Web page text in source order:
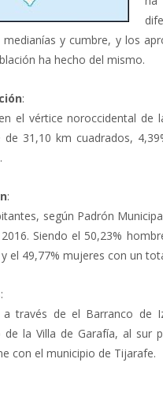
medianías y cumbre, y los
ha hecho del mismo.
:
el vértice noroccidental de
de 31,10 km cuadrados,
:
según Padrón
Siendo el 50,23%
el 49,77% mujeres con un
:
través de el Barranco de
de la Villa de Garafía, al sur
con el municipio de Tijarafe.